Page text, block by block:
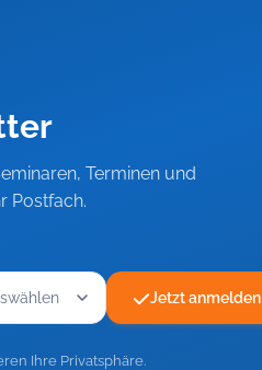
Terminen und
Postfach.
Jetzt anmelden
Ihre Privatsphäre.